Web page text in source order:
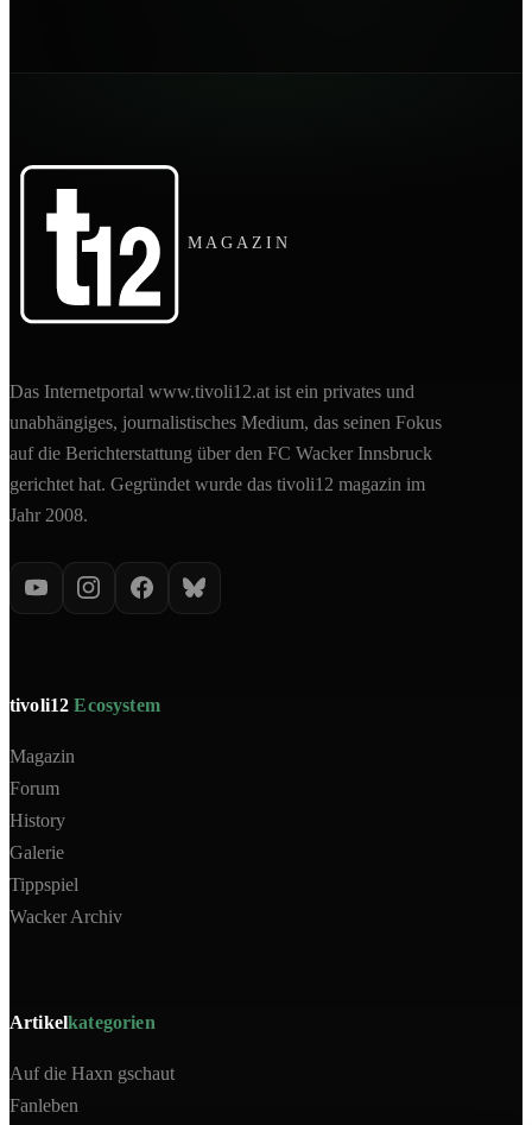
MAGAZIN
Das Internetportal www.tivoli12.at ist ein privates und
unabhängiges, journalistisches Medium, das seinen Fokus
auf die Berichterstattung über den FC Wacker Innsbruck
gerichtet hat. Gegründet wurde das tivoli12 magazin im
Jahr 2008.
tivoli12Ecosystem
Magazin
Forum
History
Galerie
Tippspiel
Wacker Archiv
Artikelkategorien
Auf die Haxn gschaut
Fanleben